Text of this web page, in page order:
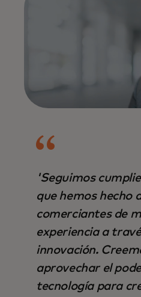
'Seguimos
que hemos hecho
comerciantes de
experiencia a
innovación.
aprovechar el
tecnología para